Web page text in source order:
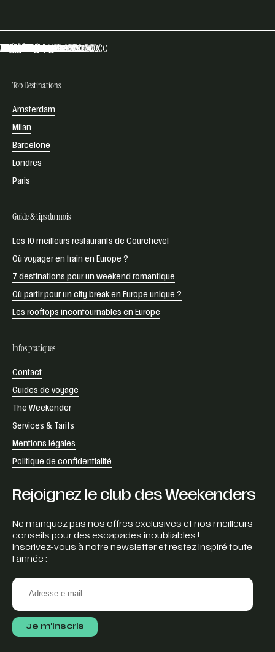
Stockholm 15.7°C
Copenhague 16.2°C
Athènes 27.8°C
Monaco 29.7°C
SaintTropez 26.6°C
Nice 27.6°C
Milan 25°C
Mykonos 25.3°C
Paris 22.2°C
Lisbonne 22°C
Zürich 22.4°C
Amsterdam 19.4°C
Biarritz 22.3°C
Genève 22.3°C
Megève 22.3°C
Val d’Isère 10.2°C
Zermatt 13.2°C
Courchevel 17.5°C
Méribel 12.2°C
Verbier 17.5°C
Ibiza 26.9°C
Annecy 19.3°C
Marseille 27.2°C
Londres 19.7°C
Barcelone 25.2°C
Top Destinations
Amsterdam
Milan
Barcelone
Londres
Paris
Guide & tips du mois
Les 10 meilleurs restaurants de Courchevel
Où voyager en train en Europe ?
7 destinations pour un weekend romantique
Où partir pour un city break en Europe unique ?
Les rooftops incontournables en Europe
Infos pratiques
Contact
Guides de voyage
The Weekender
Services & Tarifs
Mentions légales
Politique de confidentialité
Rejoignez le club des Weekenders
Ne manquez pas nos offres exclusives et nos meilleurs
conseils pour des escapades inoubliables !
Inscrivez-vous à notre newsletter et restez inspiré toute
l’année :